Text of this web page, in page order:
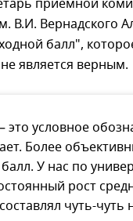
приемной
В.И. Вернадского
балл",
является верным.
это условное
Более
У нас по
рост
чуть-чуть